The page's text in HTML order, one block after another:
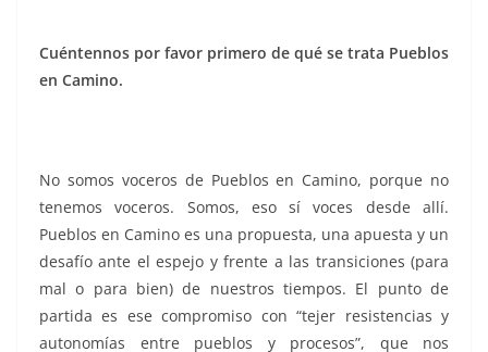
Cuéntennos por favor primero de qué se trata Pueblos
en Camino.
No somos voceros de Pueblos en Camino, porque no
tenemos voceros. Somos, eso sí voces desde allí.
Pueblos en Camino es una propuesta, una apuesta y un
desafío ante el espejo y frente a las transiciones (para
mal o para bien) de nuestros tiempos. El punto de
partida es ese compromiso con “tejer resistencias y
autonomías entre pueblos y procesos”, que nos